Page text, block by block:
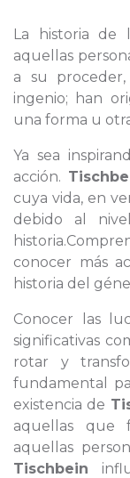
La historia de
aquellas
a su proceder,
ingenio; han
una forma u
Ya sea
acción.
cuya vida, en
debido al
conocer más
historia del
Conocer las
significativas
rotar y
fundamental
existencia de
aquellas que
aquellas
Tischbein